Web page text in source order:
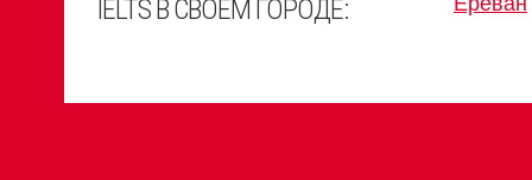
IELTS В СВОЕМ ГОРОДЕ: